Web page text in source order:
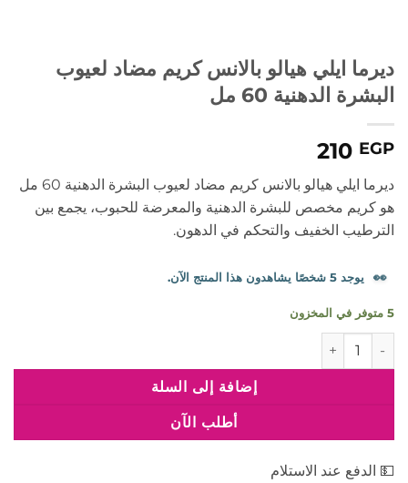
ديرما ايلي هيالو بالانس كريم مضاد لعيوب
البشرة الدهنية 60 مل
210 EGP
ديرما ايلي هيالو بالانس كريم مضاد لعيوب البشرة الدهنية 60 مل
هو كريم مخصص للبشرة الدهنية والمعرضة للحبوب، يجمع بين
الترطيب الخفيف والتحكم في الدهون.
👀 يوجد 5 شخصًا يشاهدون هذا المنتج الآن.
5 متوفر في المخزون
كمية ديرما ايلي هيالو بالانس كريم مضاد لعيوب البشرة الدهنية 60 مل
إضافة إلى السلة
أطلب الآن
💵 الدفع عند الاستلام